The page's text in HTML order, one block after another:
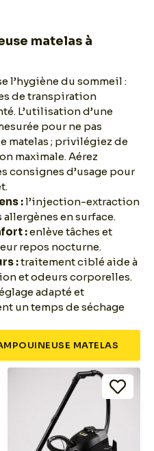
matelas à
l’hygiène du sommeil :
de transpiration
L’utilisation d’une
pour ne pas
matelas ; privilégiez de
maximale. Aérez
consignes d’usage pour
:l’injection-extraction
en surface.
:enlève tâches et
repos nocturne.
:traitement ciblé aide à
et odeurs corporelles.
adapté et
un temps de séchage
MATELAS